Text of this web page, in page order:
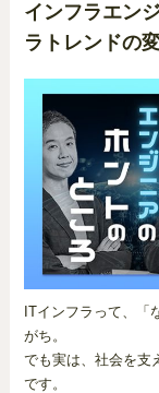
インフラエン
ラトレンドの
ITインフラって、「
がち。
でも実は、社会を支
です。